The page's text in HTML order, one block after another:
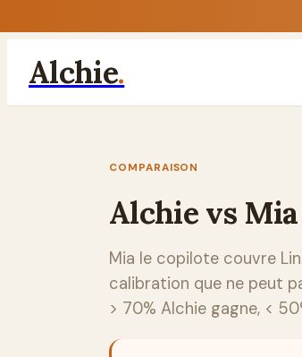
Alchie.
COMPARAISON
Alchie vs
Mia le copilote couvre
calibration que ne peut
> 70% Alchie gagne, <